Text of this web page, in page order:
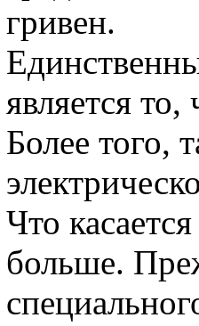
гривен.
является
Более того,
Что
больше.